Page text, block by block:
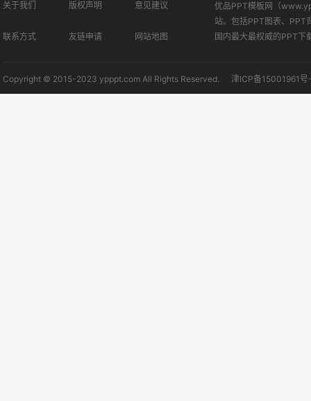
关于我们 版权声明 意见建议
联系方式 友链申请 网站地图
优品PPT模板网（
站。包括PPT图表、PPT
国内最大最权威的PPT下
Copyright © 2015-2023 ypppt.com All Rights Reserved. 津ICP备15001961号